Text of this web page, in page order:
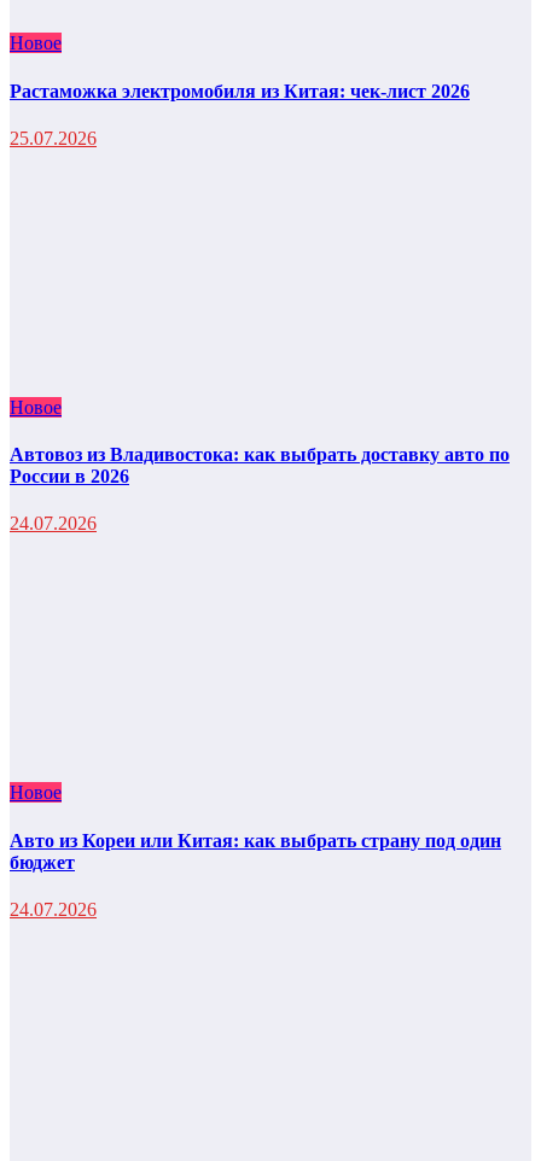
Новое
Растаможка электромобиля из Китая: чек-лист 2026
25.07.2026
Новое
Автовоз из Владивостока: как выбрать доставку авто по
России в 2026
24.07.2026
Новое
Авто из Кореи или Китая: как выбрать страну под один
бюджет
24.07.2026